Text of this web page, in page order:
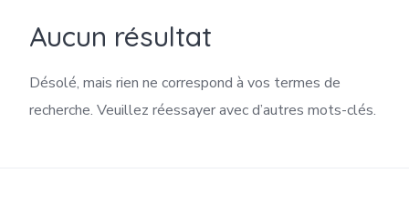
Aucun résultat
Désolé, mais rien ne correspond à vos termes de
recherche. Veuillez réessayer avec d’autres mots-clés.